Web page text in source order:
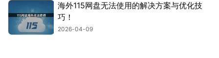
海外115网盘无法使用的解决方案与优化技
巧！
2026-04-09